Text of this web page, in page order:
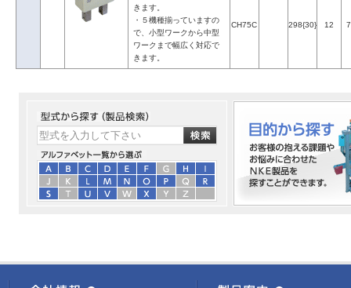
きます。
・５機種揃っていますの
で、小型ワークから中型
ワークまで幅広く対応で
きます。
CH75C 298{30} 12